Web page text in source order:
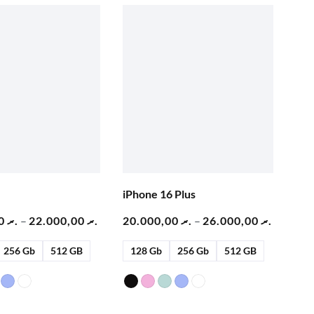
.ރ16.000,00 – .ރ22.000,00
256 Gb 512 GB
iPhone 16 Plus
.ރ20.000,00 – .ރ26.000,00
128 Gb 256 Gb 512 GB